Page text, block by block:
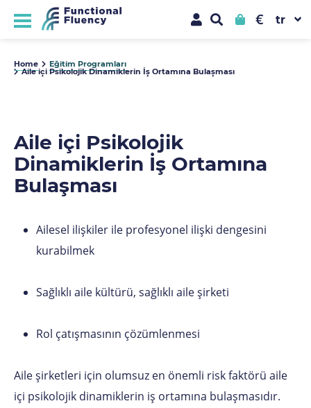
€
Home Eğitim Programları
Aile içi Psikolojik Dinamiklerin İş Ortamına Bulaşması
Aile içi Psikolojik
Dinamiklerin İş Ortamına
Bulaşması
Ailesel ilişkiler ile profesyonel ilişki dengesini
kurabilmek
Sağlıklı aile kültürü, sağlıklı aile şirketi
Rol çatışmasının çözümlenmesi
Aile şirketleri için olumsuz en önemli risk faktörü aile
içi psikolojik dinamiklerin iş ortamına bulaşmasıdır.